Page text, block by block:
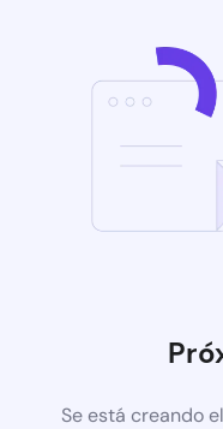
Se está creando